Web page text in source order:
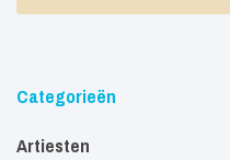
Categorieën
Artiesten